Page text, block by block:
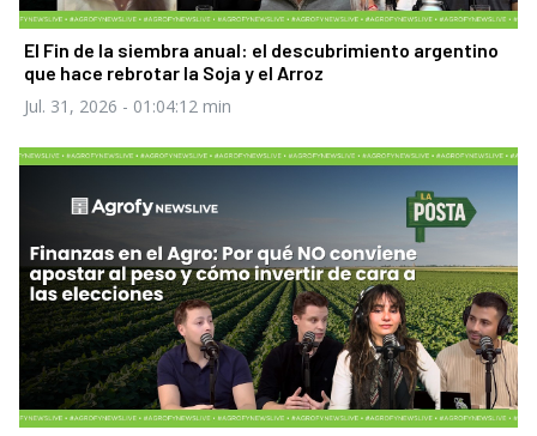
El Fin de la siembra anual: el descubrimiento argentino
que hace rebrotar la Soja y el Arroz
Jul. 31, 2026 - 01:04:12 min